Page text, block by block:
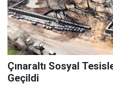
Çınaraltı Sosyal
Geçildi